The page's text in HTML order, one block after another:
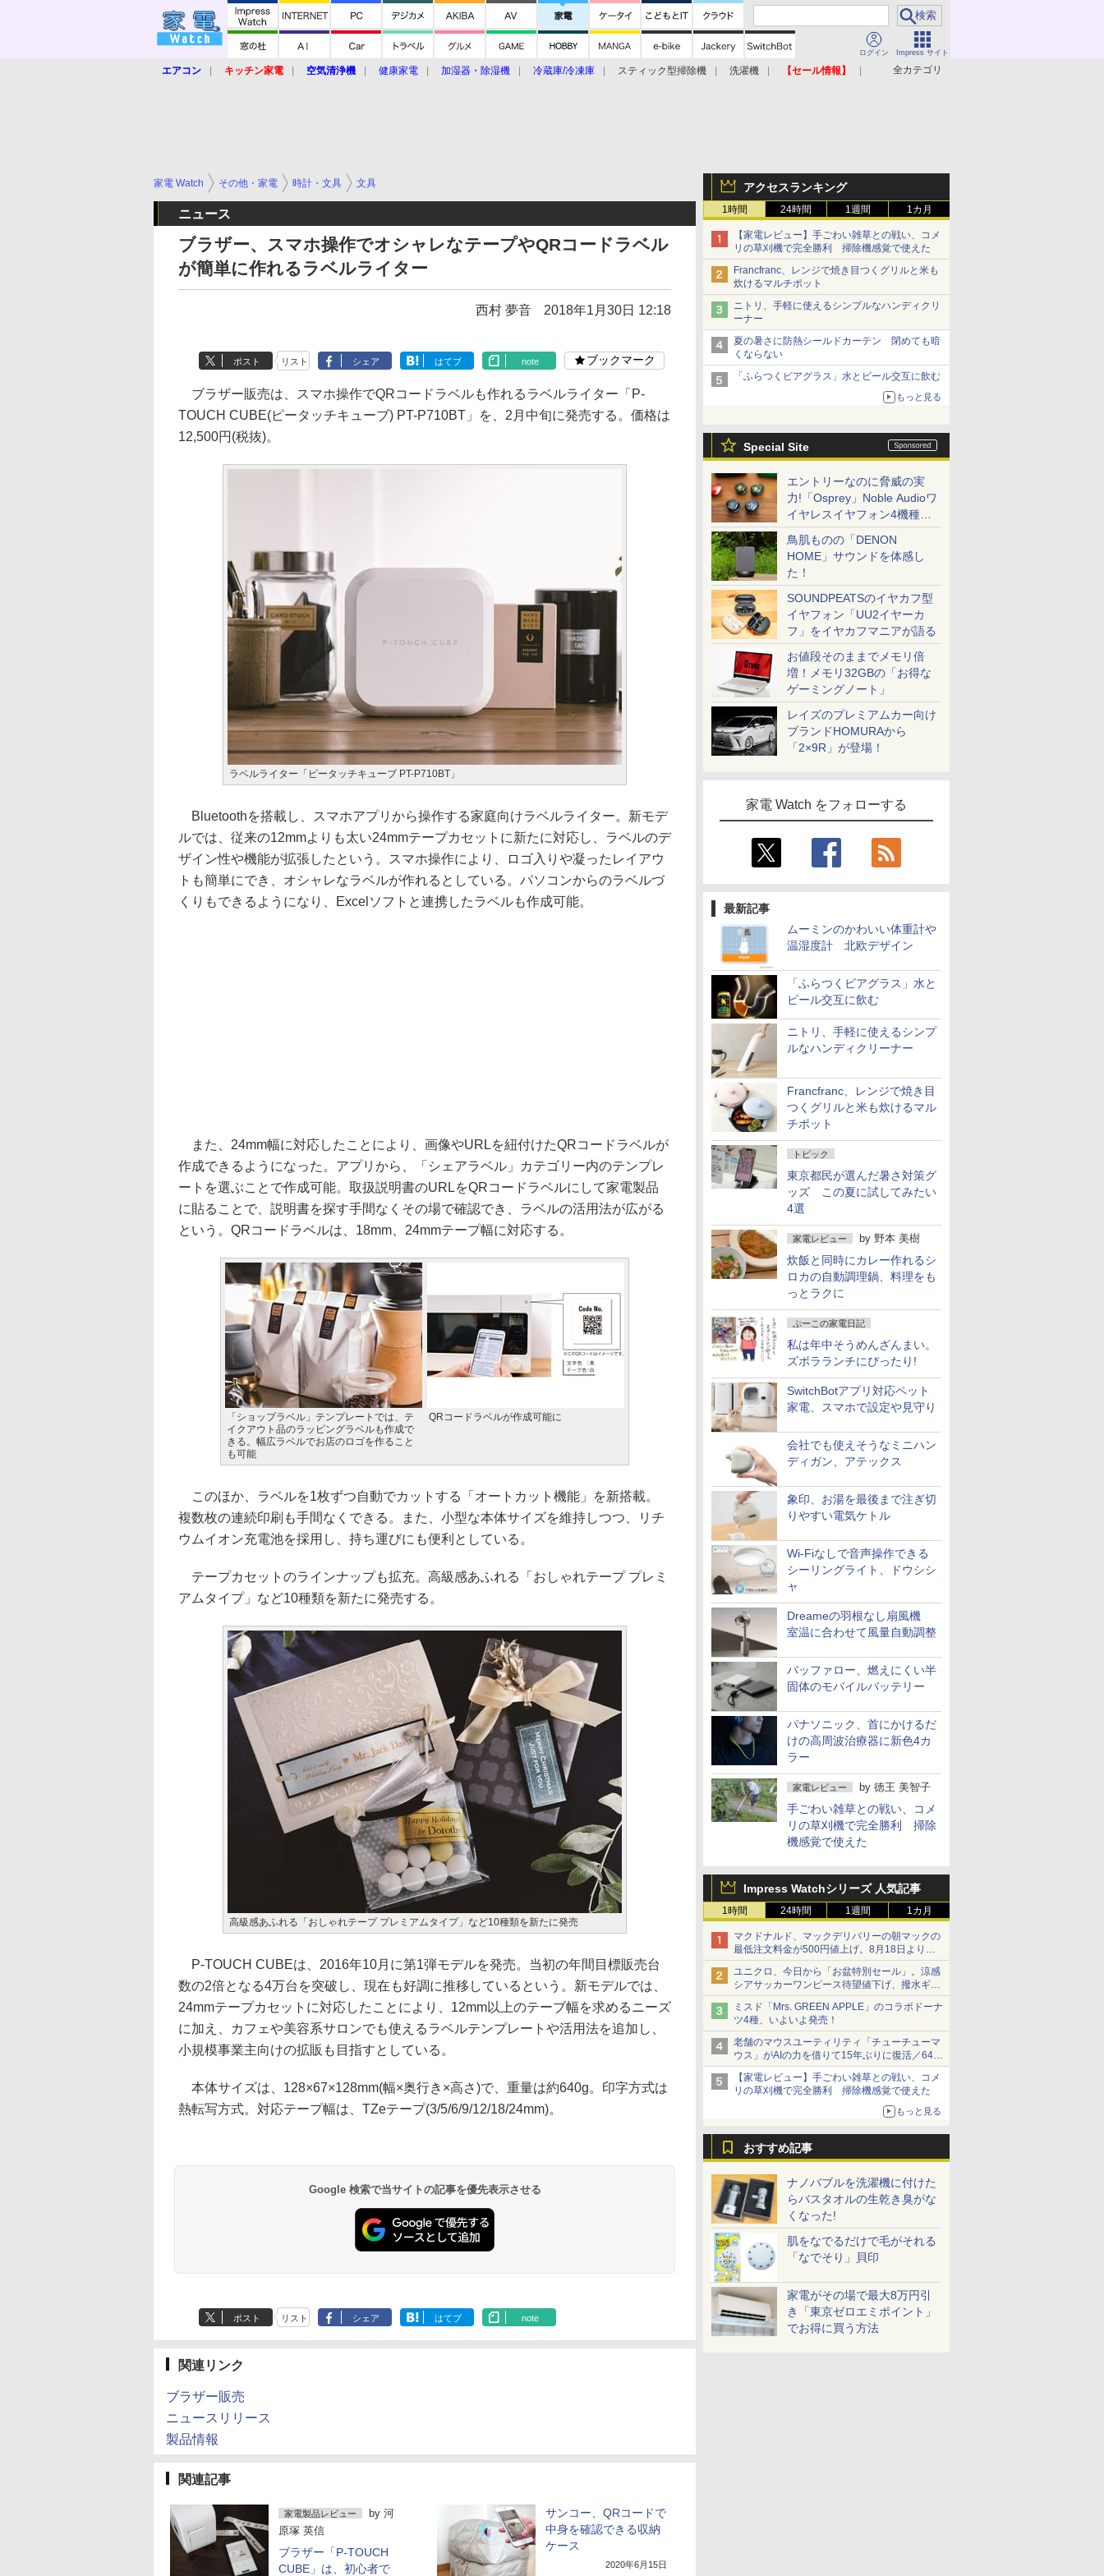
ログイン Impress サイト
全カテゴリ
エアコン キッチン家電 空気清浄機 健康家電 加湿器・除湿機 冷蔵庫/冷凍庫 スティック型掃除機 洗濯機
【セール情報】
アクセスランキング
1時間 24時間 1週間 1カ月
【家電レビュー】手ごわい雑草との戦い、コメ
リの草刈機で完全勝利 掃除機感覚で使えた
Francfranc、レンジで焼き目つくグリルと米も
炊けるマルチポット
ニトリ、手軽に使えるシンプルなハンディクリ
ーナー
夏の暑さに防熱シールドカーテン 閉めても暗
くならない
「ふらつくビアグラス」水とビール交互に飲む
もっと見る
Special Site
エントリーなのに脅威の実
力!「Osprey」Noble Audioワ
イヤレスイヤフォン4機種を
一気に聴く
鳥肌ものの「DENON
HOME」サウンドを体感し
た！
SOUNDPEATSのイヤカフ型
イヤフォン「UU2イヤーカ
フ」をイヤカフマニアが語る
お値段そのままでメモリ倍
増！メモリ32GBの「お得な
ゲーミングノート」
レイズのプレミアムカー向け
ブランドHOMURAから
「2×9R」が登場！
家電 Watch をフォローする
最新記事
ムーミンのかわいい体重計や
温湿度計 北欧デザイン
「ふらつくビアグラス」水と
ビール交互に飲む
ニトリ、手軽に使えるシンプ
ルなハンディクリーナー
Francfranc、レンジで焼き目
つくグリルと米も炊けるマル
チポット
トピック
東京都民が選んだ暑さ対策グ
ッズ この夏に試してみたい
4選
家電レビュー by 野本 美樹
炊飯と同時にカレー作れるシ
ロカの自動調理鍋、料理をも
っとラクに
ぷーこの家電日記
私は年中そうめんざんまい。
ズボラランチにぴったり!
SwitchBotアプリ対応ペット
家電、スマホで設定や見守り
会社でも使えそうなミニハン
ディガン、アテックス
象印、お湯を最後まで注ぎ切
りやすい電気ケトル
Wi-Fiなしで音声操作できる
シーリングライト、ドウシシ
ャ
Dreameの羽根なし扇風機
室温に合わせて風量自動調整
バッファロー、燃えにくい半
固体のモバイルバッテリー
パナソニック、首にかけるだ
けの高周波治療器に新色4カ
ラー
家電レビュー by 徳王 美智子
手ごわい雑草との戦い、コメ
リの草刈機で完全勝利 掃除
機感覚で使えた
Impress Watchシリーズ 人気記事
1時間 24時間 1週間 1カ月
マクドナルド、マックデリバリーの朝マックの
最低注文料金が500円値上げ。8月18日より
1,500円から受付
ユニクロ、今日から「お盆特別セール」。涼感
シアサッカーワンピース待望値下げ、撥水ギア
ショーツは1990円に
ミスド「Mrs. GREEN APPLE」のコラボドーナ
ツ4種、いよいよ発売！
老舗のマウスユーティリティ「チューチューマ
ウス」がAIの力を借りて15年ぶりに復活／64bit
化、Windows 10/11、「Chrome」も走り回
る。復活記念で2026年末まで500円
【家電レビュー】手ごわい雑草との戦い、コメ
リの草刈機で完全勝利 掃除機感覚で使えた
もっと見る
おすすめ記事
ナノバブルを洗濯機に付けた
らバスタオルの生乾き臭がな
くなった!
肌をなでるだけで毛がそれる
「なでそり」貝印
家電がその場で最大8万円引
き「東京ゼロエミポイント」
でお得に買う方法
家電 Watch その他・家電 時計・文具 文具
ニュース
ブラザー、スマホ操作でオシャレなテープやQRコードラベル
が簡単に作れるラベルライター
西村 夢音 2018年1月30日 12:18
ポスト リスト シェア はてブ note ブックマーク
ブラザー販売は、スマホ操作でQRコードラベルも作れるラベルライター「P-
TOUCH CUBE(ピータッチキューブ) PT-P710BT」を、2月中旬に発売する。価格は
12,500円(税抜)。
ラベルライター「ピータッチキューブ PT-P710BT」
Bluetoothを搭載し、スマホアプリから操作する家庭向けラベルライター。新モデ
ルでは、従来の12mmよりも太い24mmテープカセットに新たに対応し、ラベルのデ
ザイン性や機能が拡張したという。スマホ操作により、ロゴ入りや凝ったレイアウ
トも簡単にでき、オシャレなラベルが作れるとしている。パソコンからのラベルづ
くりもできるようになり、Excelソフトと連携したラベルも作成可能。
また、24mm幅に対応したことにより、画像やURLを紐付けたQRコードラベルが
作成できるようになった。アプリから、「シェアラベル」カテゴリー内のテンプレ
ートを選ぶことで作成可能。取扱説明書のURLをQRコードラベルにして家電製品
に貼ることで、説明書を探す手間なくその場で確認でき、ラベルの活用法が広がる
という。QRコードラベルは、18mm、24mmテープ幅に対応する。
「ショップラベル」テンプレートでは、テ
イクアウト品のラッピングラベルも作成で
きる。幅広ラベルでお店のロゴを作ること
も可能
QRコードラベルが作成可能に
このほか、ラベルを1枚ずつ自動でカットする「オートカット機能」を新搭載。
複数枚の連続印刷も手間なくできる。また、小型な本体サイズを維持しつつ、リチ
ウムイオン充電池を採用し、持ち運びにも便利としている。
テープカセットのラインナップも拡充。高級感あふれる「おしゃれテープ プレミ
アムタイプ」など10種類を新たに発売する。
高級感あふれる「おしゃれテープ プレミアムタイプ」など10種類を新たに発売
P-TOUCH CUBEは、2016年10月に第1弾モデルを発売。当初の年間目標販売台
数の2倍となる4万台を突破し、現在も好調に推移しているという。新モデルでは、
24mmテープカセットに対応したことにより、12mm以上のテーブ幅を求めるニーズ
に加え、カフェや美容系サロンでも使えるラベルテンプレートや活用法を追加し、
小規模事業主向けの拡販も目指すとしている。
本体サイズは、128×67×128mm(幅×奥行き×高さ)で、重量は約640g。印字方式は
熱転写方式。対応テープ幅は、TZeテープ(3/5/6/9/12/18/24mm)。
Google 検索で当サイトの記事を優先表示させる
ポスト リスト シェア はてブ note
関連リンク
ブラザー販売
ニュースリリース
製品情報
関連記事
家電製品レビュー by 河
原塚 英信
ブラザー「P-TOUCH
CUBE」は、初心者で
サンコー、QRコードで
中身を確認できる収納
ケース
2020年6月15日